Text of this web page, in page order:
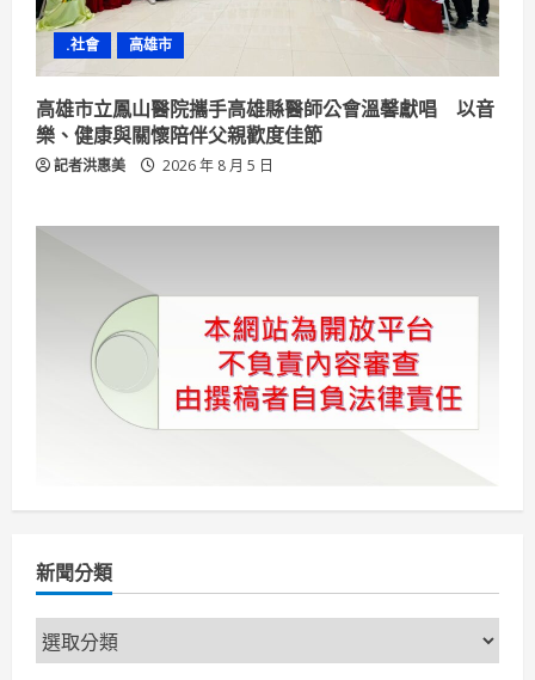
.社會 高雄市
高雄市立鳳山醫院攜手高雄縣醫師公會溫馨獻唱 以音
樂、健康與關懷陪伴父親歡度佳節
記者洪惠美 2026 年 8 月 5 日
新聞分類
新
聞